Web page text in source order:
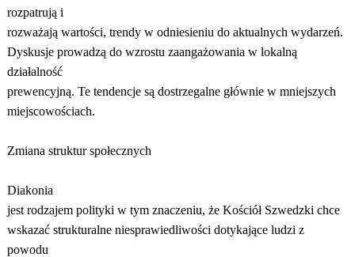
rozpatrują i
rozważają wartości, trendy w odniesieniu do aktualnych wydarzeń.
Dyskusje prowadzą do wzrostu zaangażowania w lokalną
działalność
prewencyjną. Te tendencje są dostrzegalne głównie w mniejszych
miejscowościach.
Zmiana struktur społecznych
Diakonia
jest rodzajem polityki w tym znaczeniu, że Kościół Szwedzki chce
wskazać strukturalne niesprawiedliwości dotykające ludzi z
powodu